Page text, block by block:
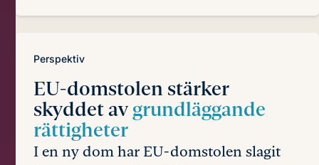
Perspektiv
EU-domstolen stärker
skyddet av grundläggande
rättigheter
I en ny dom har EU-domstolen slagit